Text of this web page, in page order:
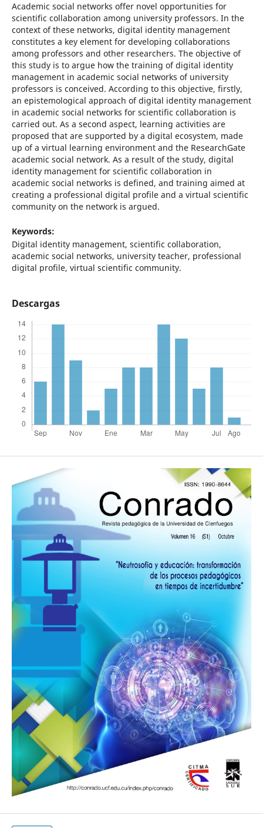
Academic social networks offer novel opportunities for
scientific collaboration among university professors. In the
context of these networks, digital identity management
constitutes a key element for developing collaborations
among professors and other researchers. The objective of
this study is to argue how the training of digital identity
management in academic social networks of university
professors is conceived. According to this objective, firstly,
an epistemological approach of digital identity management
in academic social networks for scientific collaboration is
carried out. As a second aspect, learning activities are
proposed that are supported by a digital ecosystem, made
up of a virtual learning environment and the ResearchGate
academic social network. As a result of the study, digital
identity management for scientific collaboration in
academic social networks is defined, and training aimed at
creating a professional digital profile and a virtual scientific
community on the network is argued.
Keywords:
Digital identity management, scientific collaboration,
academic social networks, university teacher, professional
digital profile, virtual scientific community.
Descargas